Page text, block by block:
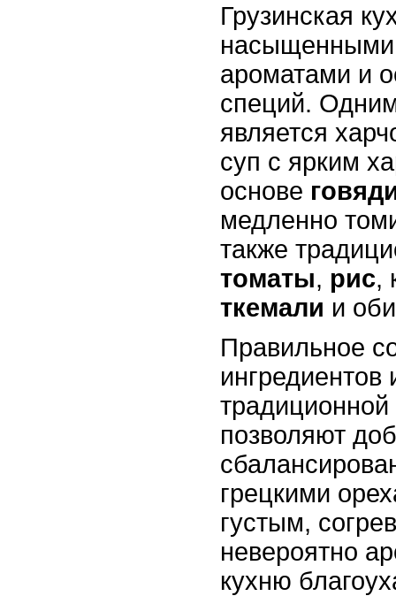
Грузинская
насыщенными
ароматами и
специй.
является
суп с ярким
основе
медленно
также
томаты, рис,
ткемали и
Правильное
традиционной
позволяют
грецкими
густым,
невероятно
кухню